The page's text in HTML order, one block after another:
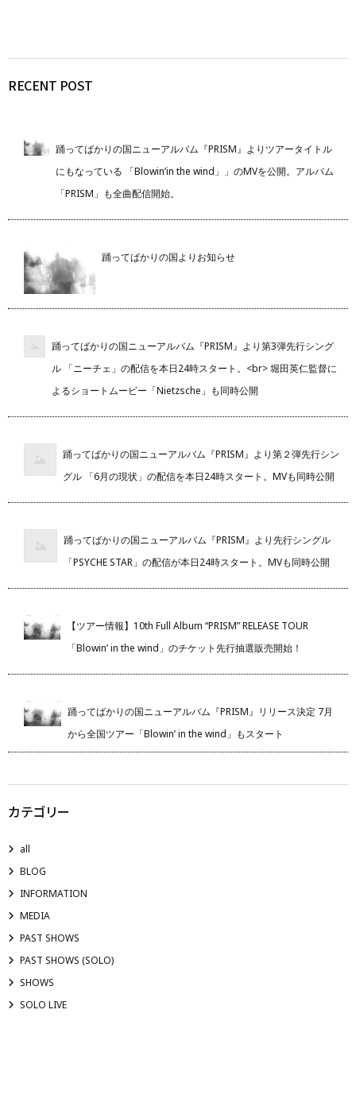
RECENT POST
踊ってばかりの国ニューアルバム『PRISM』よりツアータイトル
にもなっている 「Blowin’in the wind」」のMVを公開。アルバム
「PRISM」も全曲配信開始。
踊ってばかりの国よりお知らせ
踊ってばかりの国ニューアルバム『PRISM』より第3弾先行シング
ル 「ニーチェ」の配信を本日24時スタート。<br> 堀田英仁監督に
よるショートムービー「Nietzsche」も同時公開
踊ってばかりの国ニューアルバム『PRISM』より第２弾先行シン
グル 「6月の現状」の配信を本日24時スタート。MVも同時公開
踊ってばかりの国ニューアルバム『PRISM』より先行シングル
「PSYCHE STAR」の配信が本日24時スタート。MVも同時公開
【ツアー情報】10th Full Album “PRISM” RELEASE TOUR
「Blowin’ in the wind」のチケット先行抽選販売開始！
踊ってばかりの国ニューアルバム『PRISM』リリース決定 7月
から全国ツアー「Blowin’ in the wind」もスタート
カテゴリー
all
BLOG
INFORMATION
MEDIA
PAST SHOWS
PAST SHOWS (SOLO)
SHOWS
SOLO LIVE